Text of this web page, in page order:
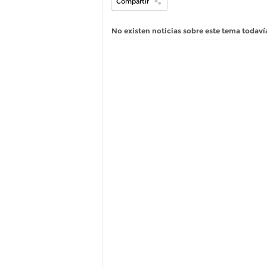
No existen noticias sobre este tema